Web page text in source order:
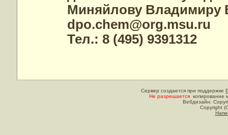
Миняйлову Владимиру
dpo.chem@org.msu.ru
Тел.: 8 (495) 9391312
Сервер создается при поддержке
Не разрешается копирование
Вебдизайн:
Copyright